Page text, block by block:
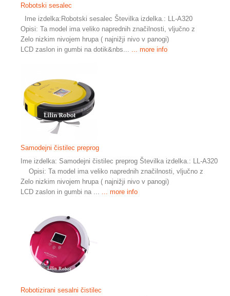
Robotski sesalec
Ime izdelka:Robotski sesalec Številka izdelka.: LL-A320
Opisi: Ta model ima veliko naprednih značilnosti, vljučno z
Zelo nizkim nivojem hrupa ( najnižji nivo v panogi)
LCD zaslon in gumbi na dotik&nbs...
... more info
Samodejni čistilec preprog
Ime izdelka: Samodejni čistilec preprog Številka izdelka.: LL-A320
Opisi: Ta model ima veliko naprednih značilnosti, vljučno z
Zelo nizkim nivojem hrupa ( najnižji nivo v panogi)
LCD zaslon in gumbi na ...
... more info
Robotizirani sesalni čistilec